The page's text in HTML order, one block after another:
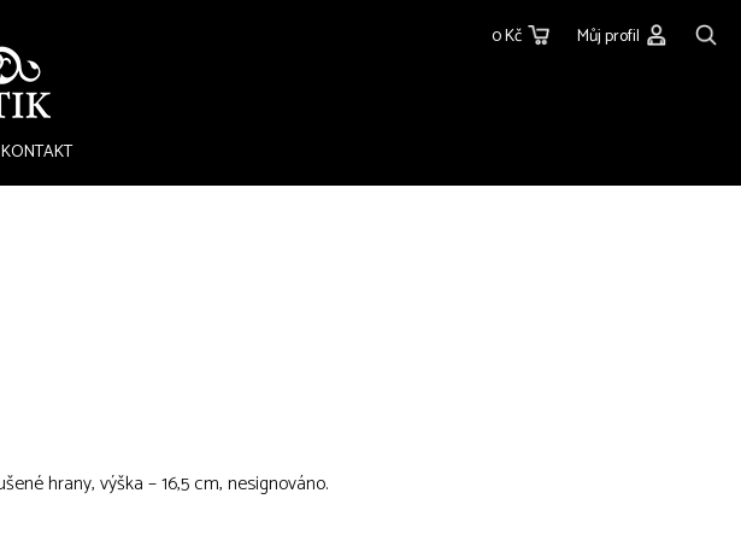
0 Kč Můj profil
KONTAKT
hrany, výška – 16,5 cm, nesignováno.